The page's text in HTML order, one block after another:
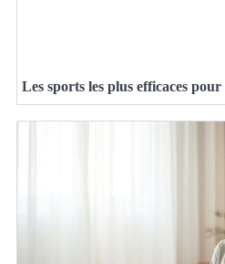
Les sports les plus efficaces